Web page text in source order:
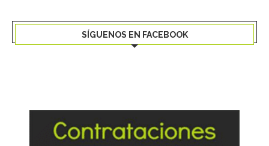
SÍGUENOS EN FACEBOOK